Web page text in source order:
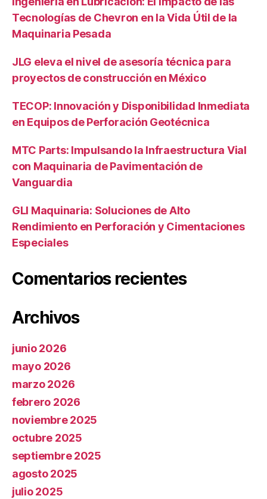
Tecnologías de Chevron en la Vida Útil de la
Maquinaria Pesada
JLG eleva el nivel de asesoría técnica para
proyectos de construcción en México
TECOP: Innovación y Disponibilidad Inmediata
en Equipos de Perforación Geotécnica
MTC Parts: Impulsando la Infraestructura Vial
con Maquinaria de Pavimentación de
Vanguardia
GLI Maquinaria: Soluciones de Alto
Rendimiento en Perforación y Cimentaciones
Especiales
Comentarios recientes
Archivos
junio 2026
mayo 2026
marzo 2026
febrero 2026
noviembre 2025
octubre 2025
septiembre 2025
agosto 2025
julio 2025